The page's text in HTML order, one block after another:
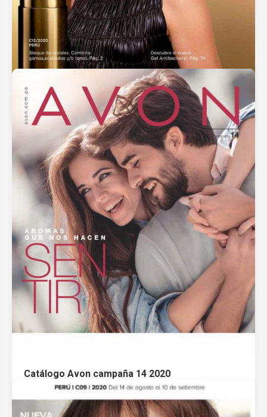
Catálogo Lbel 12 2020
septiembre 13, 2020
Catálogo Avon campaña 14 2020